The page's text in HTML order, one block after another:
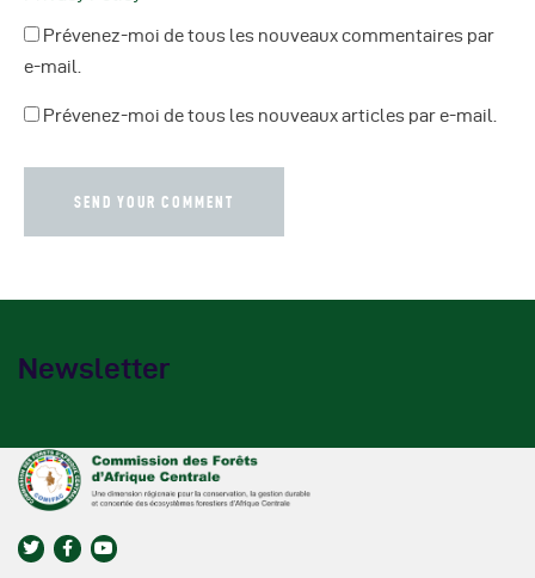
Prévenez-moi de tous les nouveaux commentaires par
e-mail.
Prévenez-moi de tous les nouveaux articles par e-mail.
Newsletter